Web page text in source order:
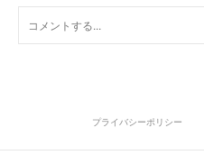
プライバシーポリシー